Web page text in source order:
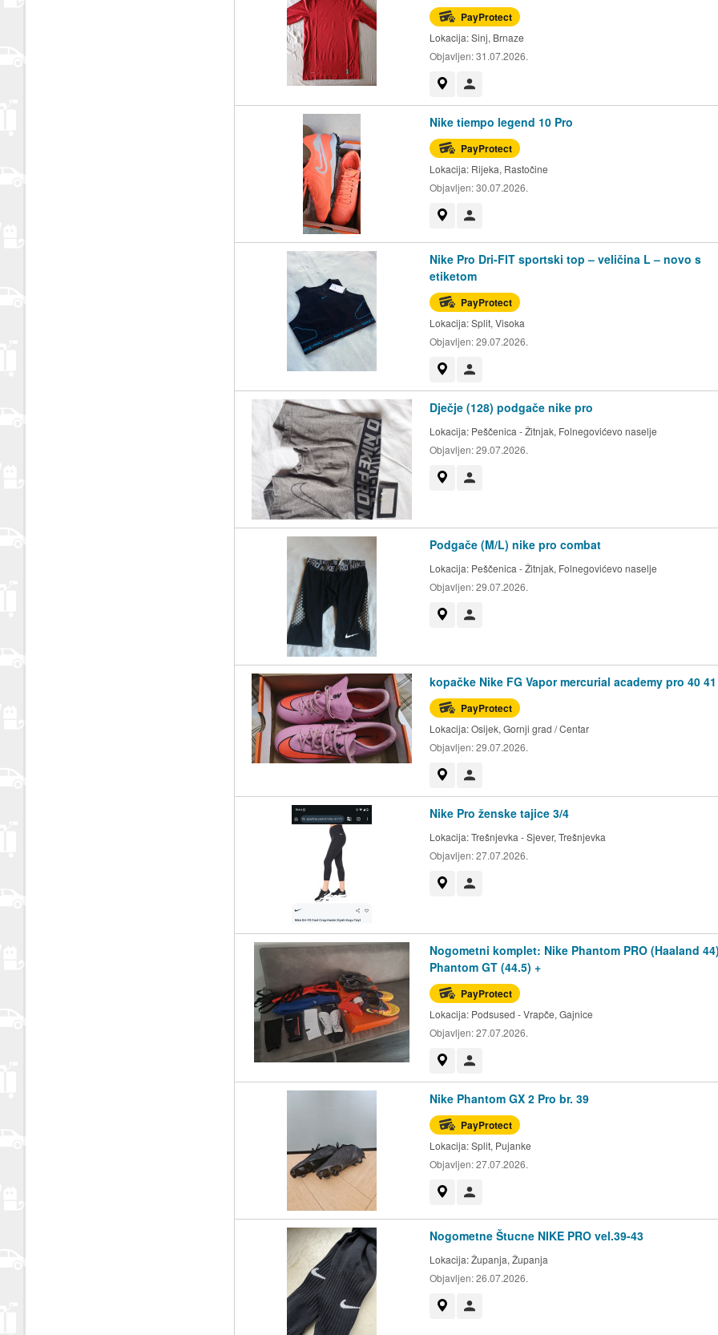
PayProtect
Lokacija:Sinj, Brnaze
Objavljen:31.07.2026.
Nike tiempo legend 10 Pro
PayProtect
Lokacija: Rijeka, Rastočine
Objavljen:30.07.2026.
Nike Pro Dri-FIT sportski top – veličina L – novo s
etiketom
PayProtect
Lokacija:Split, Visoka
Objavljen:29.07.2026.
Dječje (128) podgače nike pro
Lokacija: Peščenica - Žitnjak, Folnegovićevo naselje
Objavljen:29.07.2026.
Podgače (M/L) nike pro combat
Lokacija: Peščenica - Žitnjak, Folnegovićevo naselje
Objavljen:29.07.2026.
kopačke Nike FG Vapor mercurial academy pro 40 41
PayProtect
Lokacija:Osijek, Gornji grad / Centar
Objavljen:29.07.2026.
Nike Pro ženske tajice 3/4
Lokacija:Trešnjevka - Sjever, Trešnjevka
Objavljen:27.07.2026.
Nogometni komplet: Nike Phantom PRO (Haaland
Phantom GT (44.5) +
PayProtect
Lokacija: Podsused - Vrapče, Gajnice
Objavljen:27.07.2026.
Nike Phantom GX 2 Pro br. 39
PayProtect
Lokacija:Split, Pujanke
Objavljen:27.07.2026.
Nogometne Štucne NIKE PRO vel.39-43
Lokacija:Županja, Županja
Objavljen:26.07.2026.